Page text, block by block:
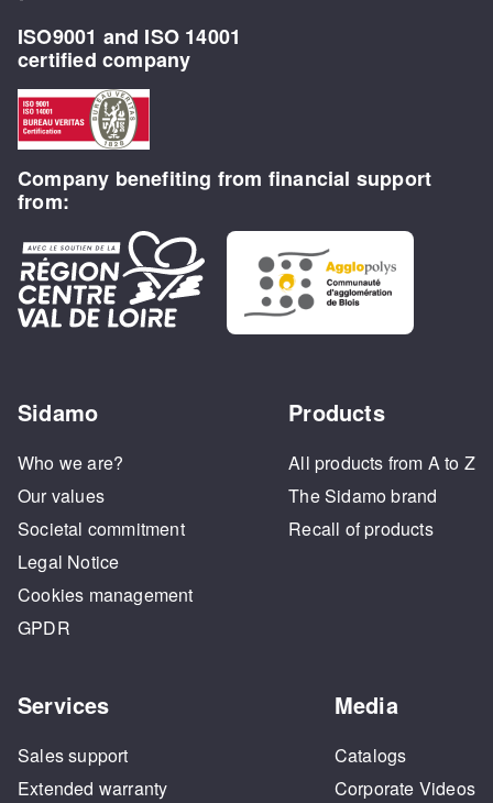
ISO9001 and ISO 14001
certified company
Company benefiting from financial support
from:
Sidamo
Who we are?
Our values
Societal commitment
Legal Notice
Cookies management
GPDR
Products
All products from A to Z
The Sidamo brand
Recall of products
Services
Sales support
Extended warranty
Media
Catalogs
Corporate Videos